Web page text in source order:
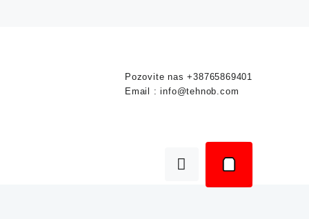
Pozovite nas +38765869401
Email :info@tehnob.com